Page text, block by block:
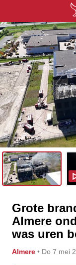
Grote
Almere
was uren
almere • Do 7 mei